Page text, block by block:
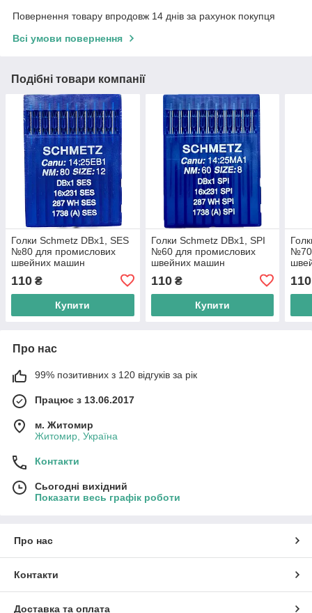
Повернення товару впродовж 14 днів за рахунок покупця
Всі умови повернення
Подібні товари компанії
Голки Schmetz DBx1, SES
№80 для промислових
швейних машин
110 ₴
Купити
Голки Schmetz DBx1, SPI
№60 для промислових
швейних машин
110₴
Купити
№70
110
Про нас
99% позитивних з 120 відгуків за рік
Працює з 13.06.2017
м. Житомир
Житомир, Україна
Контакти
Сьогодні вихідний
Показати весь графік роботи
Про нас
Контакти
Доставка та оплата